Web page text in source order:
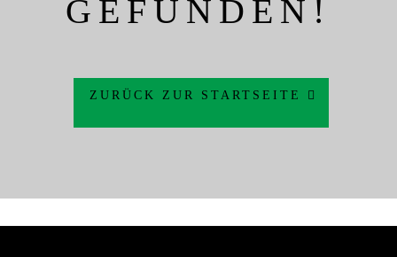
GEFUNDEN!
ZURÜCK ZUR STARTSEITE